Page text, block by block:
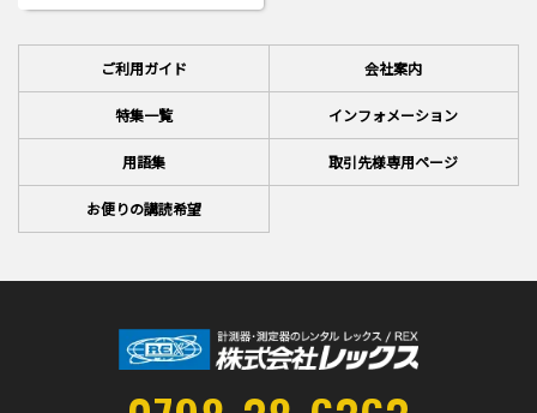
ご利用ガイド 会社案内
特集一覧 インフォメーション
用語集 取引先様専用ページ
お便りの講読希望